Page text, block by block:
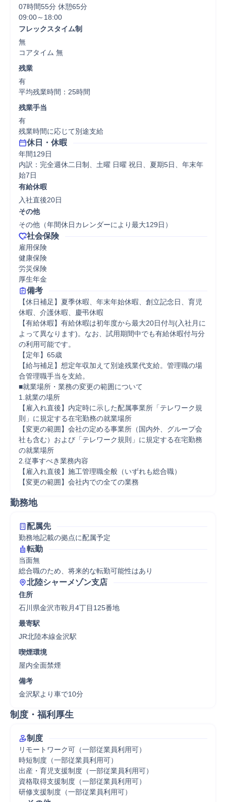
07時間55分 休憩65分
フレックスタイム制
無
コアタイム 無
残業
有
平均残業時間：25時間
残業手当
有
残業時間に応じて別途支給
休日・休暇
年間129日
内訳：完全週休二日制、土曜 日曜 祝日、夏期5日、年末年
始7日
有給休暇
入社直後20日
その他
その他（年間休日カレンダーにより最大129日）
社会保険
雇用保険
健康保険
労災保険
厚生年金
備考
【休日補足】夏季休暇、年末年始休暇、創立記念日、育児
休暇、介護休暇、慶弔休暇
【有給休暇】有給休暇は初年度から最大20日付与(入社月に
よって異なります)。なお、試用期間中でも有給休暇付与分
の利用可能です。
【定年】65歳
【給与補足】想定年収加えて別途残業代支給。管理職の場
合管理職手当を支給。
■就業場所・業務の変更の範囲について
1.就業の場所
【雇入れ直後】内定時に示した配属事業所「テレワーク規
則」に規定する在宅勤務の就業場所
【変更の範囲】会社の定める事業所（国内外、グループ会
社も含む）および「テレワーク規則」に規定する在宅勤務
の就業場所
2.従事すべき業務内容
【雇入れ直後】施工管理職全般（いずれも総合職）
【変更の範囲】会社内での全ての業務
勤務地
配属先
勤務地記載の拠点に配属予定
転勤
当面無
総合職のため、将来的な転勤可能性はあり
北陸シャーメゾン支店
住所
石川県金沢市鞍月4丁目125番地
最寄駅
JR北陸本線金沢駅
喫煙環境
屋内全面禁煙
備考
金沢駅より車で10分
制度・福利厚生
制度
リモートワーク可（一部従業員利用可）
時短制度（一部従業員利用可）
出産・育児支援制度（一部従業員利用可）
資格取得支援制度（一部従業員利用可）
研修支援制度（一部従業員利用可）